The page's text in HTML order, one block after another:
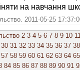
на навчання
2011-05-25
2 3 4 5 6 7 8 9 10
30 31 32 33 34 35 36 37 38
57 58 59 60 61 62 63 64 65
84 85 86 87 88 89 90 91